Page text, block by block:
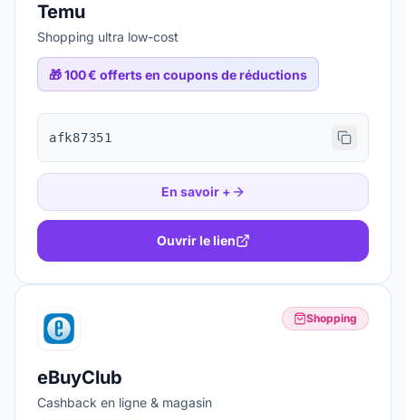
Temu
Shopping ultra low-cost
🎁100 € offerts en coupons de réductions
afk87351
En savoir +
Ouvrir le lien
Shopping
eBuyClub
Cashback en ligne & magasin